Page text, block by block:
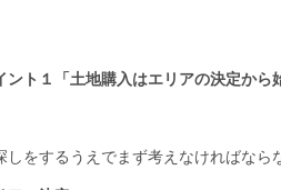
ント１「土地購入はエリアの決定から
しをするうえでまず考えなければなら